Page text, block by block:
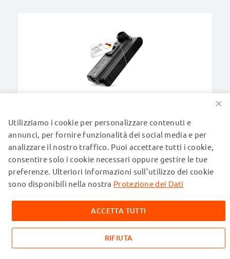
Cleaner Aspirateur, Stratos Stick, IZ840H IZ862H
2000mAh di CELLONIC
74,95 €
×
Utilizziamo i cookie per personalizzare contenuti e
annunci, per fornire funzionalità dei social media e per
analizzare il nostro traffico. Puoi accettare tutti i cookie,
consentire solo i cookie necessari oppure gestire le tue
preferenze. Ulteriori informazioni sull’utilizzo dei cookie
sono disponibili nella nostra Protezione dei Dati
ACCETTA TUTTI
RIFIUTA